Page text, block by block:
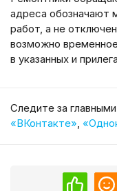
адреса обозначают
работ, а не
возможно
в указанных и
Cледите за
«ВКонтакте»,